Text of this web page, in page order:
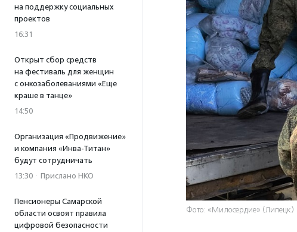
на поддержку социальных
проектов
16:31
Открыт сбор средств
на фестиваль для женщин
с онкозаболеваниями «Еще
краше в танце»
14:50
Организация «Продвижение»
и компания «Инва-Титан»
будут сотрудничать
13:30 · Прислано НКО
Пенсионеры Самарской
области освоят правила
цифровой безопасности
Фото: «Милосердие» (Липецк)